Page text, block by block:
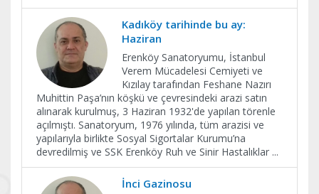
Kadıköy tarihinde bu ay:
Haziran
Erenköy Sanatoryumu, İstanbul
Verem Mücadelesi Cemiyeti ve
Kızılay tarafından Feshane Nazırı
Muhittin Paşa’nın köşkü ve çevresindeki arazi satın
alınarak kurulmuş, 3 Haziran 1932'de yapılan törenle
açılmıştı. Sanatoryum, 1976 yılında, tüm arazisi ve
yapılarıyla birlikte Sosyal Sigortalar Kurumu’na
devredilmiş ve SSK Erenköy Ruh ve Sinir Hastalıklar ...
İnci Gazinosu